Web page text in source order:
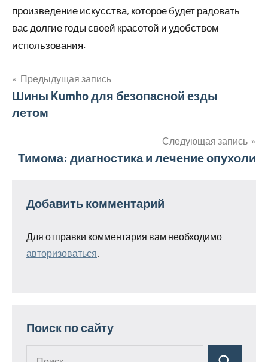
произведение искусства, которое будет радовать
вас долгие годы своей красотой и удобством
использования.
Навигация
по
Предыдущая запись
Шины Kumho для безопасной езды
летом
Следующая запись
Тимома: диагностика и лечение опухоли
Добавить комментарий
Для отправки комментария вам необходимо
авторизоваться
Поиск по сайту